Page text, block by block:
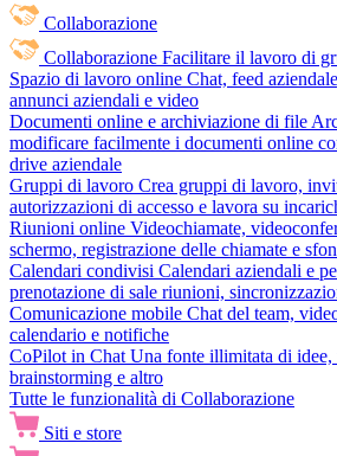
Collaborazione
Collaborazione Facilitare il lavoro di
Spazio di lavoro online Chat, feed
annunci aziendali e video
Documenti online e archiviazione di file
modificare facilmente i documenti online
drive aziendale
Gruppi di lavoro Crea gruppi di lavoro,
autorizzazioni di accesso e lavora su
Riunioni online Videochiamate,
schermo, registrazione delle chiamate e
Calendari condivisi Calendari aziendali e
prenotazione di sale riunioni,
Comunicazione mobile Chat del team,
calendario e notifiche
CoPilot in Chat Una fonte illimitata di
brainstorming e altro
Tutte le funzionalità di Collaborazione
Siti e store